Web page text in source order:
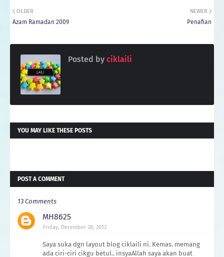
NEWER
Penafian
OLDER
Azam Ramadan 2009
Posted by ciklaili
YOU MAY LIKE THESE POSTS
POST A COMMENT
13 Comments
MH8625
Friday, December 28, 2012
Saya suka dgn layout blog ciklaili ni. Kemas. memang
ada ciri-ciri cikgu betul.. insyaAllah saya akan buat